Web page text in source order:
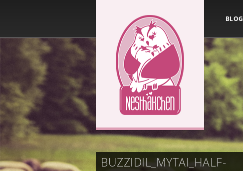
BLOG
BUZZIDIL_MYTAI_HALF-